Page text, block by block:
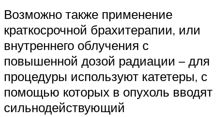
Возможно также применение
краткосрочной брахитерапии, или
внутреннего облучения с
повышенной дозой радиации – для
процедуры используют катетеры, с
помощью которых в опухоль вводят
сильнодействующий